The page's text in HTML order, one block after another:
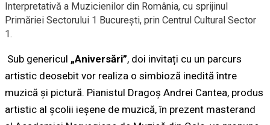
Interpretativă a Muzicienilor din România, cu sprijinul
Primăriei Sectorului 1 București, prin Centrul Cultural Sector
1.
Sub genericul „Aniversări”, doi invitați cu un parcurs
artistic deosebit vor realiza o simbioză inedită între
muzică și pictură. Pianistul Dragoș Andrei Cantea, produs
artistic al școlii ieșene de muzică, în prezent masterand